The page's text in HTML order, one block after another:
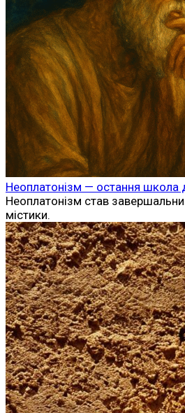
Неоплатонізм — остання школа
Неоплатонізм став
містики.